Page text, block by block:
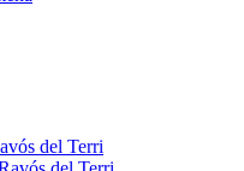
del Terri